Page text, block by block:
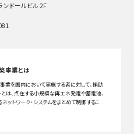
ドールビル 2F
事業とは
業を国内において実施する者に対して、補助
は、点在する小規模な再エネ発電や蓄電池、
ットワーク・システムをまとめて制御するこ